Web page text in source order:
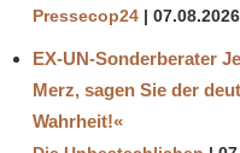
Pressecop24 07.08.2026
EX-UN-Sonderberater
Merz, sagen Sie der
Wahrheit!«